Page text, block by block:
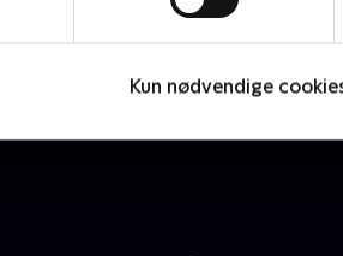
Kun nødvendige